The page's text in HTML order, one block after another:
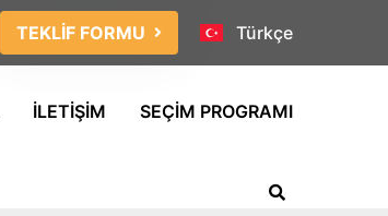
TEKLİF FORMU Türkçe
İLETİŞİM SEÇİM PROGRAMI